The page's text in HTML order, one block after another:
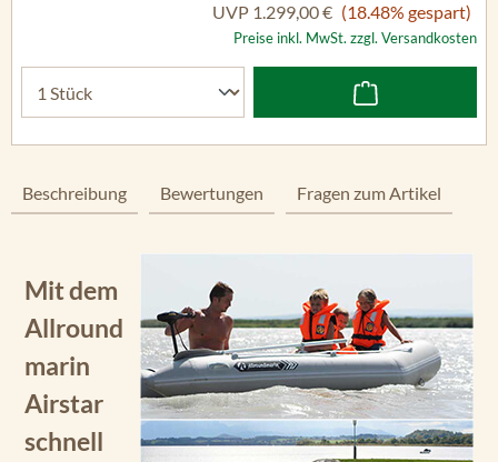
UVP 1.299,00 € (18.48% gespart)
Preise inkl. MwSt. zzgl. Versandkosten
Beschreibung Bewertungen Fragen zum Artikel
Mit dem
Allround
marin
Airstar
schnell